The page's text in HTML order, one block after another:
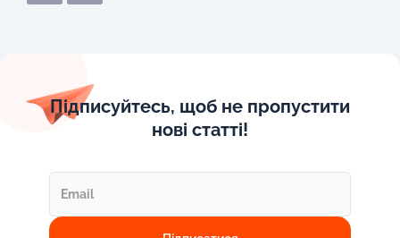
Підписуйтесь, щоб не пропустити
нові статті!